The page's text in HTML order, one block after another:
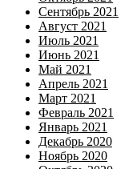
Сентябрь 2021
Август 2021
Июль 2021
Июнь 2021
Май 2021
Апрель 2021
Март 2021
Февраль 2021
Январь 2021
Декабрь 2020
Ноябрь 2020